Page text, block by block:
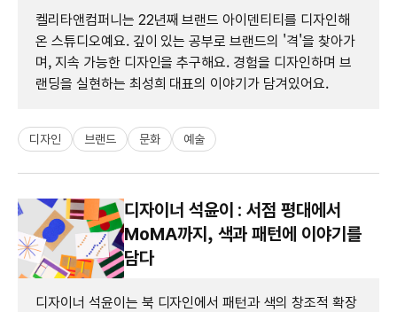
켈리타앤컴퍼니는 22년째 브랜드 아이덴티티를 디자인해
온 스튜디오예요. 깊이 있는 공부로 브랜드의 '격'을 찾아가
며, 지속 가능한 디자인을 추구해요. 경험을 디자인하며 브
랜딩을 실현하는 최성희 대표의 이야기가 담겨있어요.
디자인 브랜드 문화 예술
디자이너 석윤이 : 서점 평대에서
MoMA까지, 색과 패턴에 이야기를
담다
디자이너 석윤이는 북 디자인에서 패턴과 색의 창조적 확장